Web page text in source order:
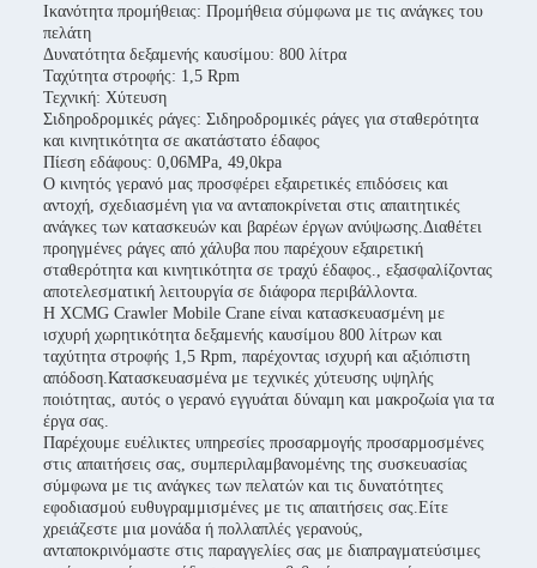
Ικανότητα προμήθειας: Προμήθεια σύμφωνα με τις ανάγκες του
πελάτη
Δυνατότητα δεξαμενής καυσίμου: 800 λίτρα
Ταχύτητα στροφής: 1,5 Rpm
Τεχνική: Χύτευση
Σιδηροδρομικές ράγες: Σιδηροδρομικές ράγες για σταθερότητα
και κινητικότητα σε ακατάστατο έδαφος
Πίεση εδάφους: 0,06MPa, 49,0kpa
Ο κινητός γερανό μας προσφέρει εξαιρετικές επιδόσεις και
αντοχή, σχεδιασμένη για να ανταποκρίνεται στις απαιτητικές
ανάγκες των κατασκευών και βαρέων έργων ανύψωσης.Διαθέτει
προηγμένες ράγες από χάλυβα που παρέχουν εξαιρετική
σταθερότητα και κινητικότητα σε τραχύ έδαφος., εξασφαλίζοντας
αποτελεσματική λειτουργία σε διάφορα περιβάλλοντα.
Η XCMG Crawler Mobile Crane είναι κατασκευασμένη με
ισχυρή χωρητικότητα δεξαμενής καυσίμου 800 λίτρων και
ταχύτητα στροφής 1,5 Rpm, παρέχοντας ισχυρή και αξιόπιστη
απόδοση.Κατασκευασμένα με τεχνικές χύτευσης υψηλής
ποιότητας, αυτός ο γερανό εγγυάται δύναμη και μακροζωία για τα
έργα σας.
Παρέχουμε ευέλικτες υπηρεσίες προσαρμογής προσαρμοσμένες
στις απαιτήσεις σας, συμπεριλαμβανομένης της συσκευασίας
σύμφωνα με τις ανάγκες των πελατών και τις δυνατότητες
εφοδιασμού ευθυγραμμισμένες με τις απαιτήσεις σας.Είτε
χρειάζεστε μια μονάδα ή πολλαπλές γερανούς,
ανταποκρινόμαστε στις παραγγελίες σας με διαπραγματεύσιμες